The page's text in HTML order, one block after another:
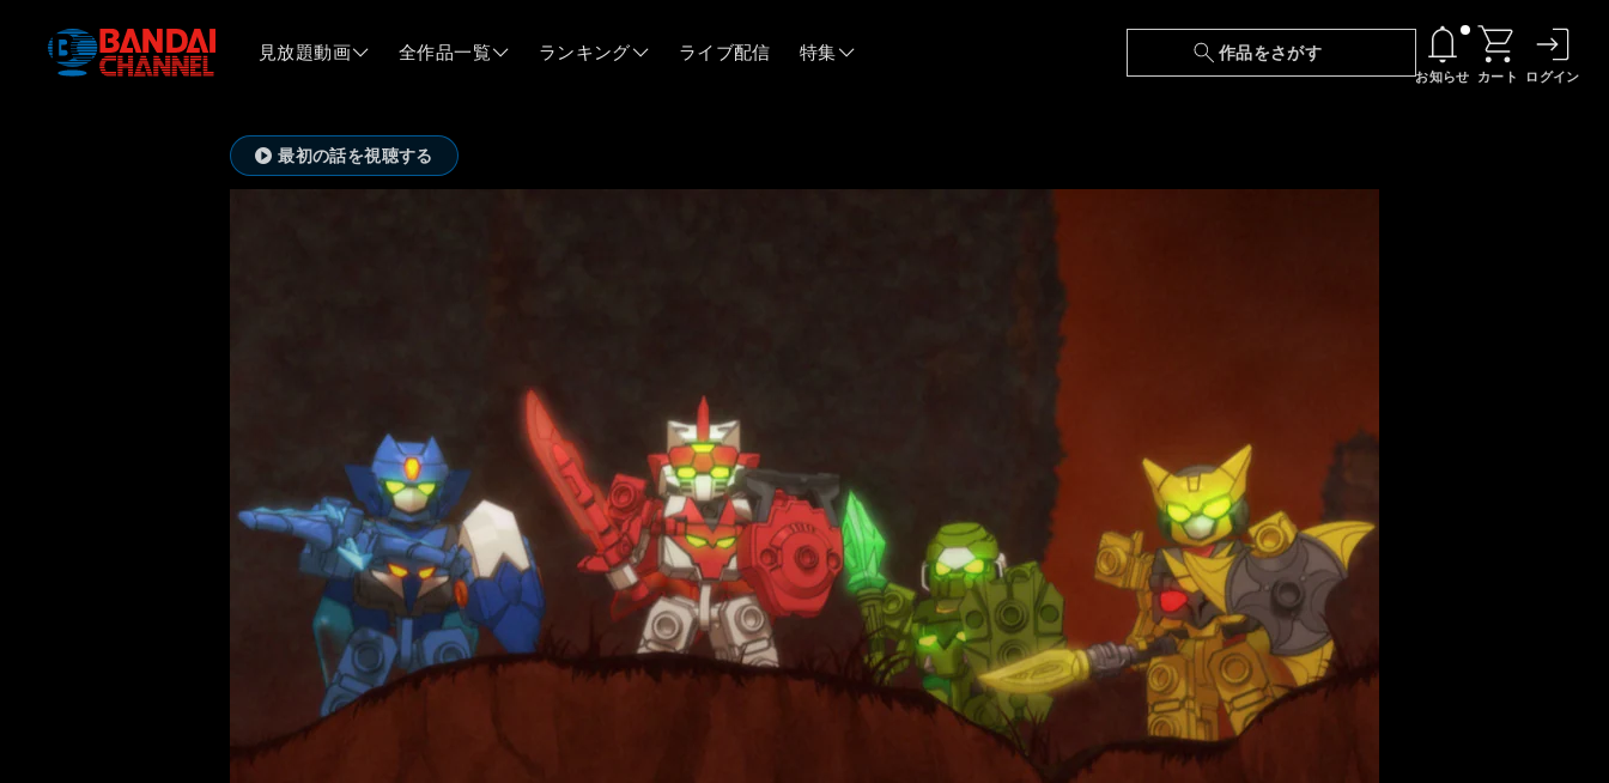
見放題動画 全作品一覧 ランキング ライブ配信 特集 作品をさがす
お知らせ
06/03
『最強の王様、二度目の人生は何をする？』第
らせ
【障害】Android TVにおける不具合に関しまし
て
お知らせ一覧へ
カート ログイン
最初の話を視聴する